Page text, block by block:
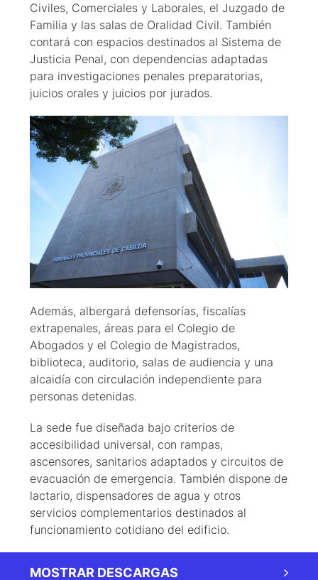
Civiles, Comerciales y Laborales, el Juzgado de
Familia y las salas de Oralidad Civil. También
contará con espacios destinados al Sistema de
Justicia Penal, con dependencias adaptadas
para investigaciones penales preparatorias,
juicios orales y juicios por jurados.
Además, albergará defensorías, fiscalías
extrapenales, áreas para el Colegio de
Abogados y el Colegio de Magistrados,
biblioteca, auditorio, salas de audiencia y una
alcaidía con circulación independiente para
personas detenidas.
La sede fue diseñada bajo criterios de
accesibilidad universal, con rampas,
ascensores, sanitarios adaptados y circuitos de
evacuación de emergencia. También dispone de
lactario, dispensadores de agua y otros
servicios complementarios destinados al
funcionamiento cotidiano del edificio.
MOSTRAR DESCARGAS